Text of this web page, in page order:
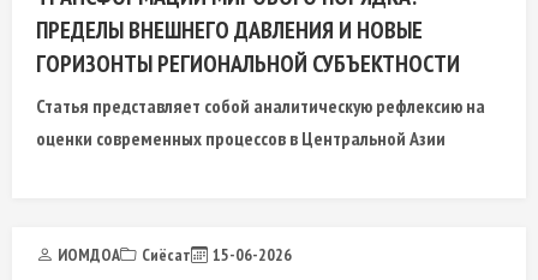
ПРЕДЕЛЫ ВНЕШНЕГО ДАВЛЕНИЯ И НОВЫЕ
ГОРИЗОНТЫ РЕГИОНАЛЬНОЙ СУБЪЕКТНОСТИ
Статья представляет собой аналитическую рефлексию на
оценки современных процессов в Центральной Азии
ИОМДОА Сиёсат 15-06-2026